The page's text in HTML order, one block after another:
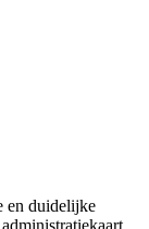
en duidelijke